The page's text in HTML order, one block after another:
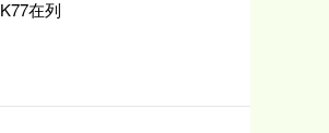
K77在列